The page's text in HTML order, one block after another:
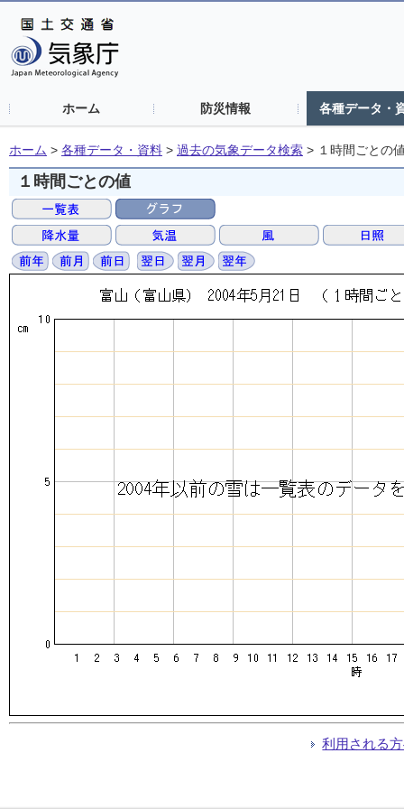
ホーム 防災情報 各種データ・
ホーム > 各種データ・資料 > 過去の気象データ検索 > １時間ごとの
１時間ごとの値
利用される